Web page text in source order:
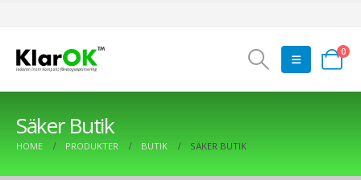
0
Säker Butik
HOME PRODUKTER BUTIK SÄKER BUTIK